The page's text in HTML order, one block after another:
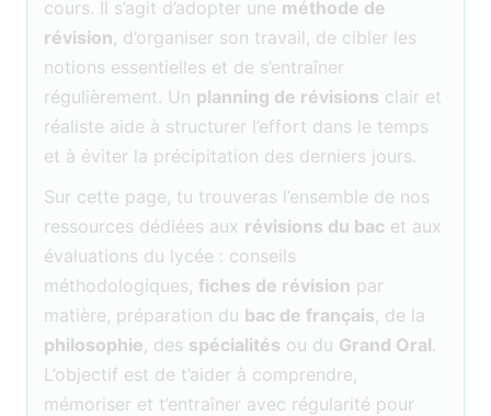
cours. Il s’agit d’adopter une méthode de
révision, d’organiser son travail, de cibler les
notions essentielles et de s’entraîner
régulièrement. Un planning de révisions clair et
réaliste aide à structurer l’effort dans le temps
et à éviter la précipitation des derniers jours.
Sur cette page, tu trouveras l’ensemble de nos
ressources dédiées aux révisions du bac et aux
évaluations du lycée : conseils
méthodologiques, fiches de révision par
matière, préparation du bac de français, de la
philosophie, des spécialités ou du Grand Oral.
L’objectif est de t’aider à comprendre,
mémoriser et t’entraîner avec régularité pour